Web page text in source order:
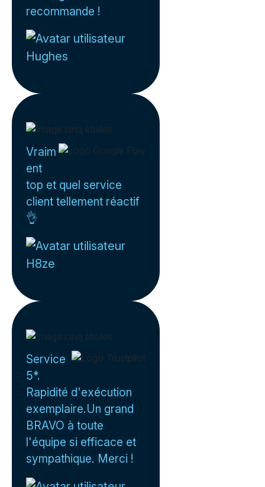
recommande !
Hughes
Vraim
ent
top et quel service
client tellement réactif
👌
H8ze
Service
5*.
Rapidité d'exécution
exemplaire.Un grand
BRAVO à toute
l'équipe si efficace et
sympathique. Merci !